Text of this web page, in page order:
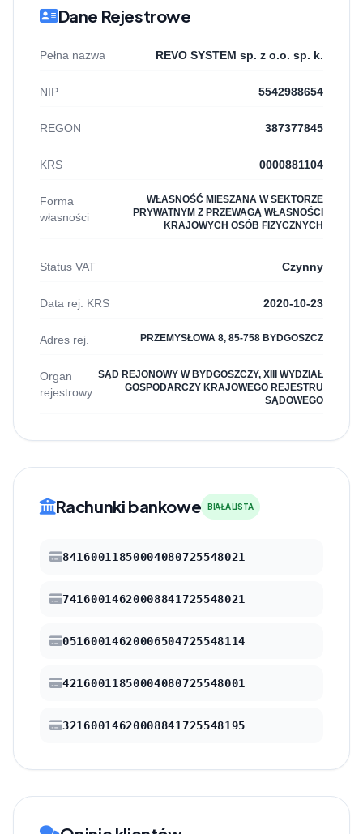
Dane Rejestrowe
Pełna nazwa REVO SYSTEM sp. z o.o. sp. k.
NIP 5542988654
REGON 387377845
KRS 0000881104
Forma
własności
WŁASNOŚĆ MIESZANA W SEKTORZE
PRYWATNYM Z PRZEWAGĄ WŁASNOŚCI
KRAJOWYCH OSÓB FIZYCZNYCH
Status VAT Czynny
Data rej. KRS 2020-10-23
Adres rej. PRZEMYSŁOWA 8, 85-758 BYDGOSZCZ
Organ
rejestrowy
SĄD REJONOWY W BYDGOSZCZY, XIII WYDZIAŁ
GOSPODARCZY KRAJOWEGO REJESTRU
SĄDOWEGO
Rachunki bankowe BIAŁA LISTA
84160011850004080725548021
74160014620008841725548021
05160014620006504725548114
42160011850004080725548001
32160014620008841725548195